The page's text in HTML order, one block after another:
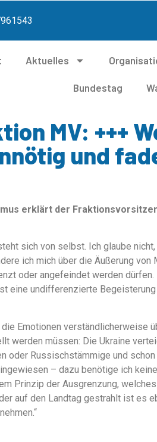
Aktuelles
Bundestag
MV: +++
und
erklärt der
sich von selbst. Ich glaube
ich mich über die Äußerung von
oder angefeindet werden
eine undifferenzierte
Emotionen verständlicherweise
werden müssen: Die Ukraine
oder Russischstämmige und schon
– dazu benötige ich
Prinzip der Ausgrenzung,
auf den Landtag gestrahlt ist es